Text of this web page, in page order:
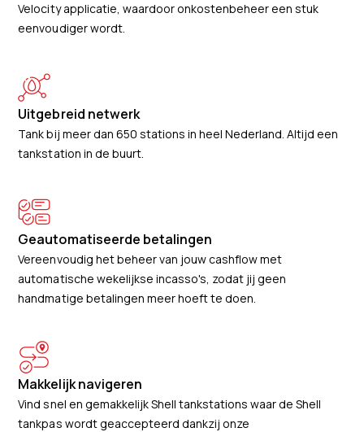
Velocity applicatie, waardoor onkostenbeheer een stuk
eenvoudiger wordt.
Uitgebreid netwerk
Tank bij meer dan 650 stations in heel Nederland. Altijd een
tankstation in de buurt.
Geautomatiseerde betalingen
Vereenvoudig het beheer van jouw cashflow met
automatische wekelijkse incasso's, zodat jij geen
handmatige betalingen meer hoeft te doen.
Makkelijk navigeren
Vind snel en gemakkelijk Shell tankstations waar de Shell
tankpas wordt geaccepteerd dankzij onze